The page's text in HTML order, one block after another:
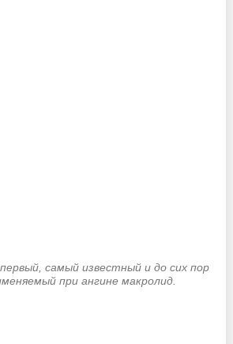
самый известный и до сих пор
при ангине макролид.